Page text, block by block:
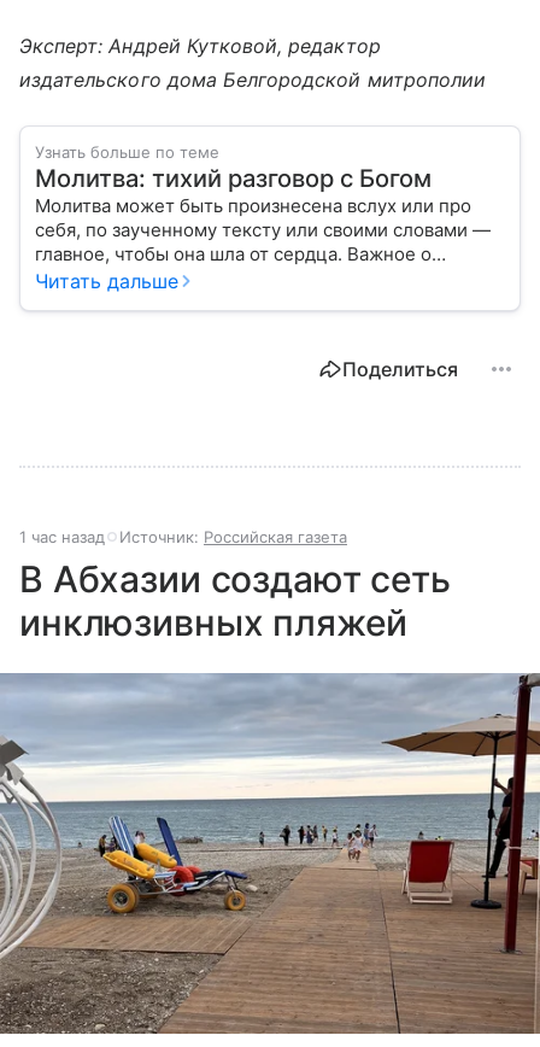
Эксперт: Андрей Кутковой, редактор
издательского дома Белгородской митрополии
Узнать больше по теме
Молитва: тихий разговор с Богом
Молитва может быть произнесена вслух или про
себя, по заученному тексту или своими словами —
главное, чтобы она шла от сердца. Важное о
значении молитв — в нашем материале.
Читать дальше
Поделиться
1 час назад Источник: Российская газета
В Абхазии создают сеть
инклюзивных пляжей